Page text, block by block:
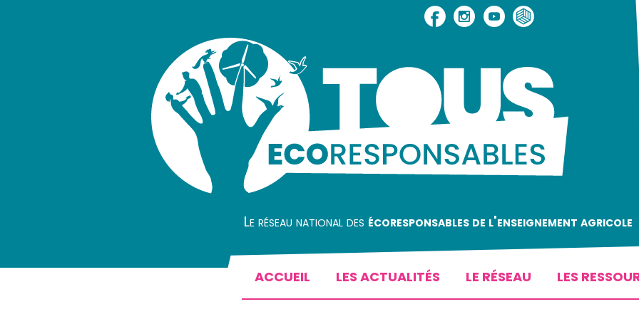
Le réseau national des écoresponsables de l'enseignement agricole
ACCUEIL LES ACTUALITÉS LE RÉSEAU LES